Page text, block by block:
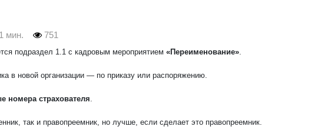
мин. 751
подраздел 1.1 с кадровым мероприятием «Переименование»
в новой организации — по приказу или распоряжению.
номера страхователя
так и правопреемник, но лучше, если сделает это правопреемник.